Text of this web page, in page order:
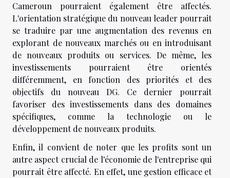
Cameroun pourraient également être affectés.
L'orientation stratégique du nouveau leader pourrait
se traduire par une augmentation des revenus en
explorant de nouveaux marchés ou en introduisant
de nouveaux produits ou services. De même, les
investissements pourraient être orientés
différemment, en fonction des priorités et des
objectifs du nouveau DG. Ce dernier pourrait
favoriser des investissements dans des domaines
spécifiques, comme la technologie ou le
développement de nouveaux produits.
Enfin, il convient de noter que les profits sont un
autre aspect crucial de l'économie de l'entreprise qui
pourrait être affecté. En effet, une gestion efficace et